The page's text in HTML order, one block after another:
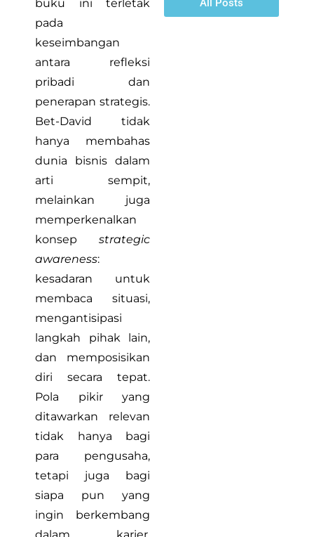
buku ini terletak
pada
keseimbangan
antara refleksi
pribadi dan
penerapan strategis.
Bet-David tidak
hanya membahas
dunia bisnis dalam
arti sempit,
melainkan juga
memperkenalkan
konsep strategic
awareness:
kesadaran untuk
membaca situasi,
mengantisipasi
langkah pihak lain,
dan memposisikan
diri secara tepat.
Pola pikir yang
ditawarkan relevan
tidak hanya bagi
para pengusaha,
tetapi juga bagi
siapa pun yang
ingin berkembang
All Posts